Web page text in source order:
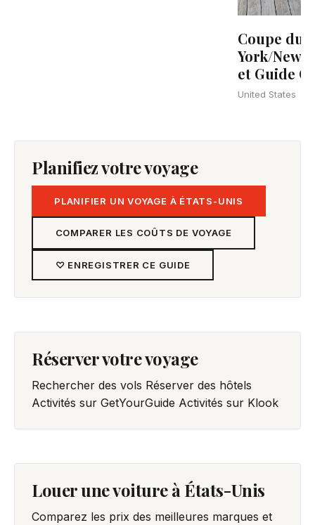
Coupe du
York/New
et Guide
United States
Planifiez votre voyage
PLANIFIER UN VOYAGE À ÉTATS-UNIS
COMPARER LES COÛTS DE VOYAGE
♡ ENREGISTRER CE GUIDE
Réserver votre voyage
Rechercher des vols Réserver des hôtels
Activités sur GetYourGuide Activités sur Klook
Louer une voiture à États-Unis
Comparez les prix des meilleures marques et